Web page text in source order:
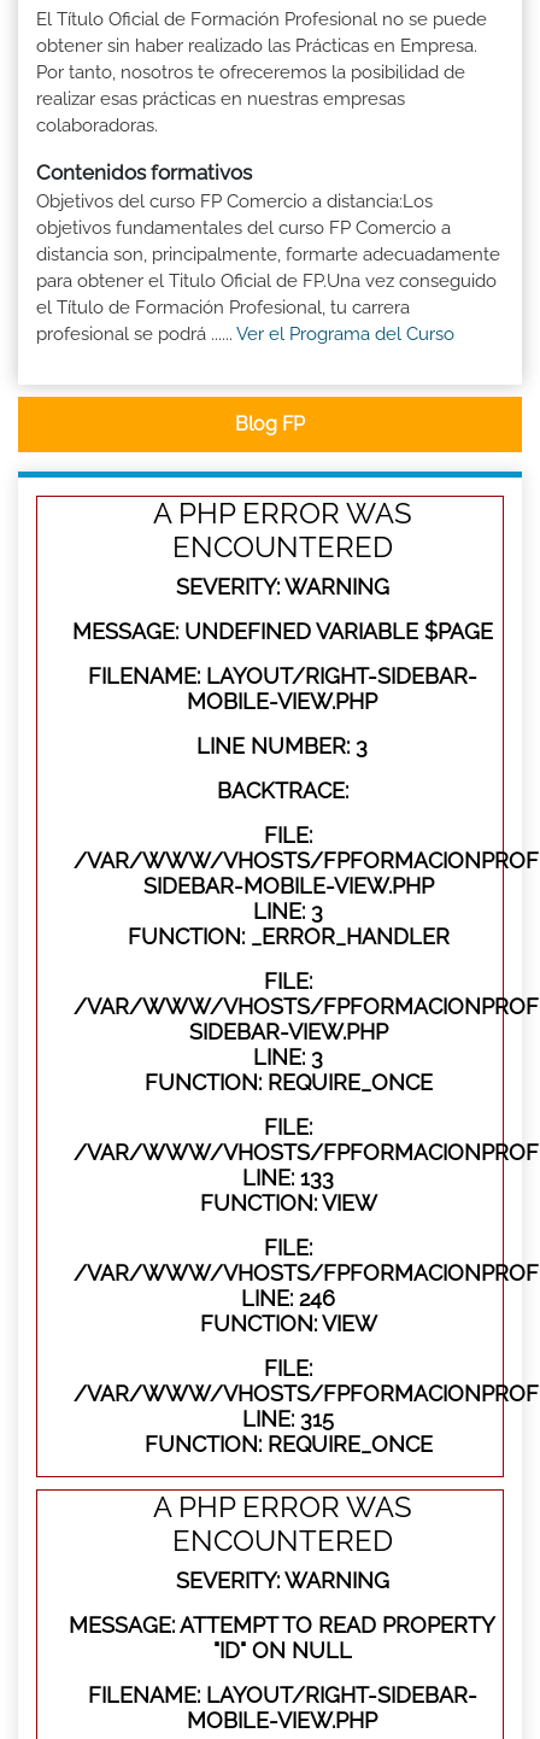
El Título Oficial de Formación Profesional no se puede
obtener sin haber realizado las Prácticas en Empresa.
Por tanto, nosotros te ofreceremos la posibilidad de
realizar esas prácticas en nuestras empresas
colaboradoras.
Contenidos formativos
Objetivos del curso FP Comercio a distancia:Los
objetivos fundamentales del curso FP Comercio a
distancia son, principalmente, formarte adecuadamente
para obtener el Titulo Oficial de FP.Una vez conseguido
el Título de Formación Profesional, tu carrera
profesional se podrá ...... Ver el Programa del Curso
Blog FP
A PHP ERROR WAS
ENCOUNTERED
SEVERITY: WARNING
MESSAGE: UNDEFINED VARIABLE $PAGE
FILENAME: LAYOUT/RIGHT-SIDEBAR-
MOBILE-VIEW.PHP
LINE NUMBER: 3
BACKTRACE:
FILE:
/VAR/WWW/VHOSTS/
SIDEBAR-MOBILE-VIEW.PHP
LINE: 3
FUNCTION: _ERROR_HANDLER
FILE:
/VAR/WWW/VHOSTS/
SIDEBAR-VIEW.PHP
LINE: 3
FUNCTION: REQUIRE_ONCE
FILE:
/VAR/WWW/VHOSTS/
LINE: 133
FUNCTION: VIEW
FILE:
/VAR/WWW/VHOSTS/
LINE: 246
FUNCTION: VIEW
FILE:
/VAR/WWW/VHOSTS/
LINE: 315
FUNCTION: REQUIRE_ONCE
A PHP ERROR WAS
ENCOUNTERED
SEVERITY: WARNING
MESSAGE: ATTEMPT TO READ PROPERTY
"ID" ON NULL
FILENAME: LAYOUT/RIGHT-SIDEBAR-
MOBILE-VIEW.PHP